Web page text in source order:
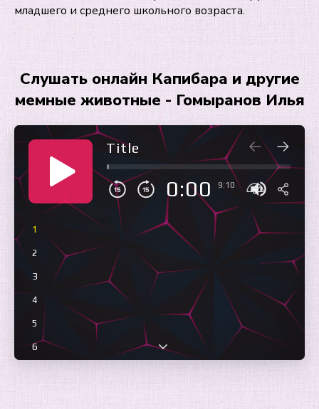
младшего и среднего школьного возраста.
Слушать онлайн Капибара и другие
мемные животные - Гомыранов Илья
Title
0:00 9:10
1
2
3
4
5
6